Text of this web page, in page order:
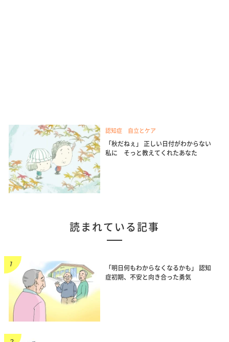
認知症 自立とケア
「秋だねぇ」 正しい日付がわからない
私に そっと教えてくれたあなた
読まれている記事
「明日何もわからなくなるかも」 認知
症初期、不安と向き合った勇気